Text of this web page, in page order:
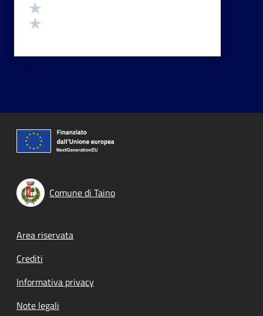
Comune di Taino
Footer menu
Area riservata
Crediti
Informativa privacy
Note legali